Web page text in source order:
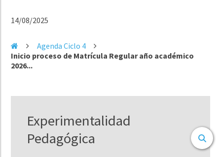
14/08/2025
Agenda Ciclo 4
Inicio proceso de Matrícula Regular año académico
2026...
Experimentalidad
Pedagógica